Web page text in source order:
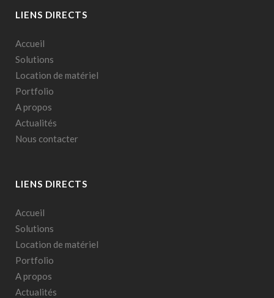
LIENS DIRECTS
Accueil
Solutions
Location de matériel
Portfolio
A propos
Actualités
Nous contacter
LIENS DIRECTS
Accueil
Solutions
Location de matériel
Portfolio
A propos
Actualités